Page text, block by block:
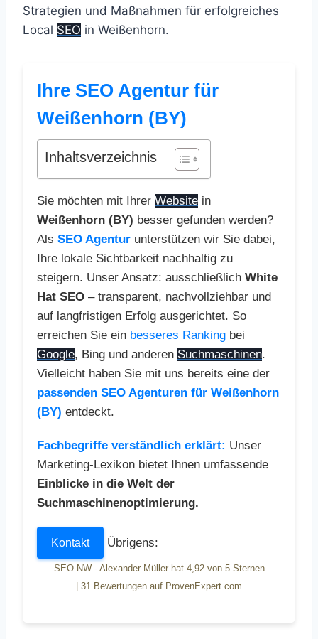
Strategien und Maßnahmen für erfolgreiches
Local SEO in Weißenhorn.
Ihre SEO Agentur für
Weißenhorn (BY)
Inhaltsverzeichnis
Sie möchten mit Ihrer Website in
Weißenhorn (BY) besser gefunden werden?
Als SEO Agentur unterstützen wir Sie dabei,
Ihre lokale Sichtbarkeit nachhaltig zu
steigern. Unser Ansatz: ausschließlich White
Hat SEO – transparent, nachvollziehbar und
auf langfristigen Erfolg ausgerichtet. So
erreichen Sie ein besseres Ranking bei
Google, Bing und anderen Suchmaschinen.
Vielleicht haben Sie mit uns bereits eine der
passenden SEO Agenturen für Weißenhorn
(BY) entdeckt.
Fachbegriffe verständlich erklärt: Unser
Marketing-Lexikon bietet Ihnen umfassende
Einblicke in die Welt der
Suchmaschinenoptimierung.
Kontakt Übrigens:
SEO NW - Alexander Müller hat 4,92von 5Sternen
31 Bewertungen auf ProvenExpert.com